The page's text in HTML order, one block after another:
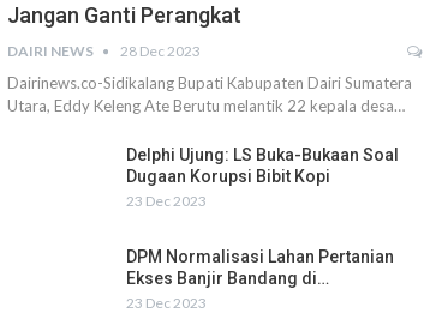
Jangan Ganti Perangkat
DAIRI NEWS 28 Dec 2023
Dairinews.co-Sidikalang Bupati Kabupaten Dairi Sumatera
Utara, Eddy Keleng Ate Berutu melantik 22 kepala desa…
Delphi Ujung: LS Buka-Bukaan Soal
Dugaan Korupsi Bibit Kopi
23 Dec 2023
DPM Normalisasi Lahan Pertanian
Ekses Banjir Bandang di…
23 Dec 2023